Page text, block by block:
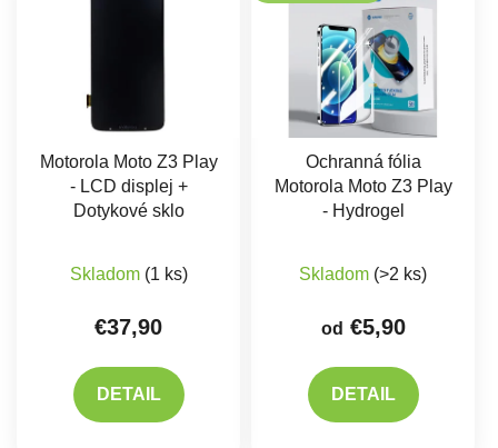
Motorola Moto Z3 Play
- LCD displej +
Dotykové sklo
Skladom (1 ks)
€37,90
DETAIL
Ochranná fólia
Motorola Moto Z3 Play
- Hydrogel
Skladom (>2 ks)
od €5,90
DETAIL